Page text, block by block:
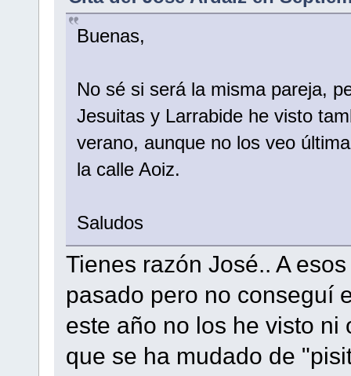
Buenas,
No sé si será la misma pareja,
Jesuitas y Larrabide he visto
verano, aunque no los veo
la calle Aoiz.
Saludos
Tienes razón José.. A
pasado pero no conseguí
este año no los he visto ni
que se ha mudado de